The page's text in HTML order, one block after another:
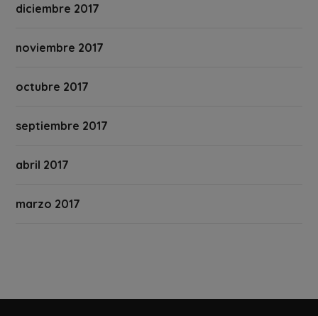
diciembre 2017
noviembre 2017
octubre 2017
septiembre 2017
abril 2017
marzo 2017